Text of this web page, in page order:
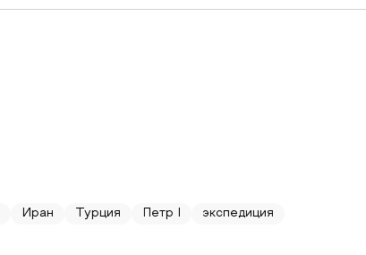
Иран Турция Петр I
экспедиция